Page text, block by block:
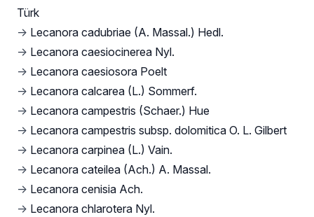
Türk
→ Lecanora cadubriae (A. Massal.) Hedl.
→ Lecanora caesiocinerea Nyl.
→ Lecanora caesiosora Poelt
→ Lecanora calcarea (L.) Sommerf.
→ Lecanora campestris (Schaer.) Hue
→ Lecanora campestris subsp. dolomitica O. L. Gilbert
→ Lecanora carpinea (L.) Vain.
→ Lecanora cateilea (Ach.) A. Massal.
→ Lecanora cenisia Ach.
→ Lecanora chlarotera Nyl.